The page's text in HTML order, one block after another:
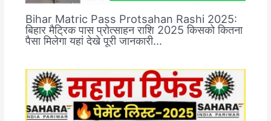
Bihar Matric Pass Protsahan Rashi 2025:
बिहार मैट्रिक पास प्रोत्साहन राशि 2025 किसको कितना
पैसा मिलेगा यहां देखे पूरी जानकारी…